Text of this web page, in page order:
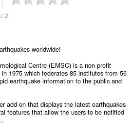
2
worldwide!
Centre (EMSC) is a non-profit
1975 which federates 85 institutes from 56
earthquake information to the public and
add-on that displays the latest earthquakes
features that allow the users to be notified